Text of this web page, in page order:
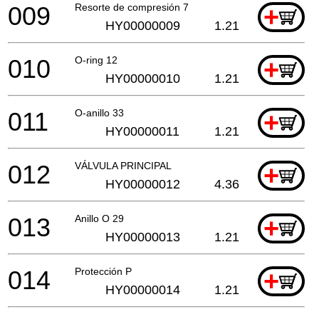
Resorte de compresión 7 +
009 HY00000009 1.21
O-ring 12 +
010 HY00000010 1.21
O-anillo 33 +
011 HY00000011 1.21
VÁLVULA PRINCIPAL +
012 HY00000012 4.36
Anillo O 29 +
013 HY00000013 1.21
Protección P +
014 HY00000014 1.21